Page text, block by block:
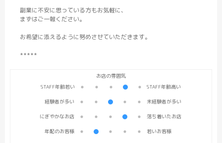
副業に不安に思っている方もお気軽に、
まずはご一報ください。
お希望に添えるように努めさせていただきます。
*****
STAFF年齢若い STAFF年齢高い
経験者が多い 未経験者が多い
にぎやかなお店 落ち着いたお店
年配のお客様 若いお客様